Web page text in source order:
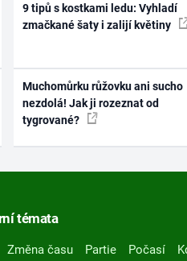
9 tipů s kostkami ledu: Vyhladí
zmačkané šaty i zalijí květiny
Muchomůrku růžovku ani sucho
nezdolá! Jak ji rozeznat od
tygrované?
témata
Změna času Partie Počasí